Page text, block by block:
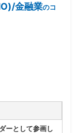
金融業のコ
ーとして参画し